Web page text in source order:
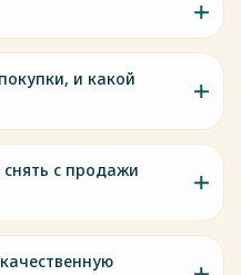
и какой
с продажи